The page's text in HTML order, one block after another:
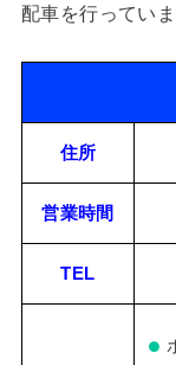
配車を行っていま
住所
営業時間
TEL